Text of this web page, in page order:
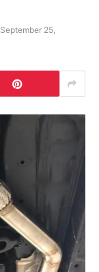
September 25,